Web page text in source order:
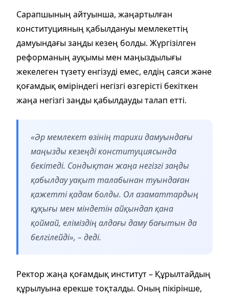
Сарапшының айтуынша, жаңартылған
конституцияның қабылдануы мемлекеттің
дамуындағы заңды кезең болды. Жүргізілген
реформаның ауқымы мен маңыздылығы
жекелеген түзету енгізуді емес, елдің саяси және
қоғамдық өміріндегі негізгі өзгерісті бекіткен
жаңа негізгі заңды қабылдауды талап етті.
«Әр мемлекет өзінің тарихи дамуындағы
маңызды кезеңді конституциясында
бекітеді. Сондықтан жаңа негізгі заңды
қабылдау уақыт талабынан туындаған
қажетті қадам болды. Ол азаматтардың
құқығы мен міндетін айқындап қана
қоймай, еліміздің алдағы даму бағытын да
белгілейді», – деді.
Ректор жаңа қоғамдық институт – Құрылтайдың
құрылуына ерекше тоқталды. Оның пікірінше,